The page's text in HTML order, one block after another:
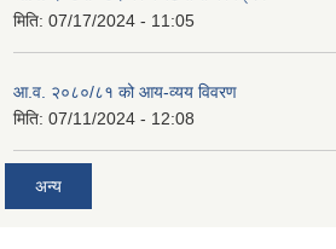
मिति: 07/17/2024 - 11:05
आ.व. २०८०/८१ को आय-व्यय विवरण
मिति: 07/11/2024 - 12:08
अन्य